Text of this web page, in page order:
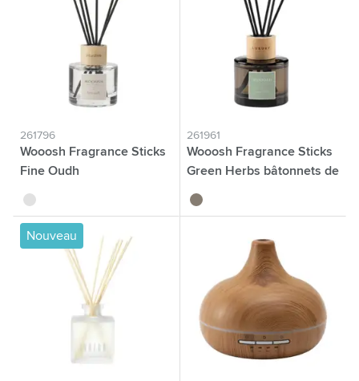
261796
Wooosh Fragrance Sticks
Fine Oudh
translucide
261961
Wooosh Fragrance Sticks
Green Herbs bâtonnets de
brun
Nouveau